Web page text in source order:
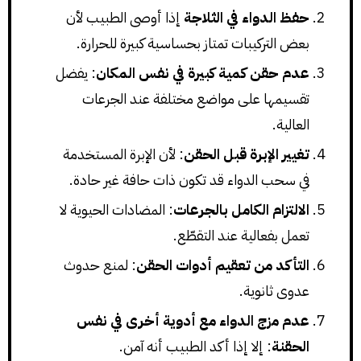
حفظ الدواء في الثلاجة إذا أوصى الطبيب لأن
بعض التركيبات تمتاز بحساسية كبيرة للحرارة.
عدم حقن كمية كبيرة في نفس المكان: يفضل
تقسيمها على مواضع مختلفة عند الجرعات
العالية.
تغيير الإبرة قبل الحقن: لأن الإبرة المستخدمة
في سحب الدواء قد تكون ذات حافة غير حادة.
الالتزام الكامل بالجرعات: المضادات الحيوية لا
تعمل بفعالية عند التقطّع.
التأكد من تعقيم أدوات الحقن: لمنع حدوث
عدوى ثانوية.
عدم مزج الدواء مع أدوية أخرى في نفس
الحقنة: إلا إذا أكد الطبيب أنه آمن.